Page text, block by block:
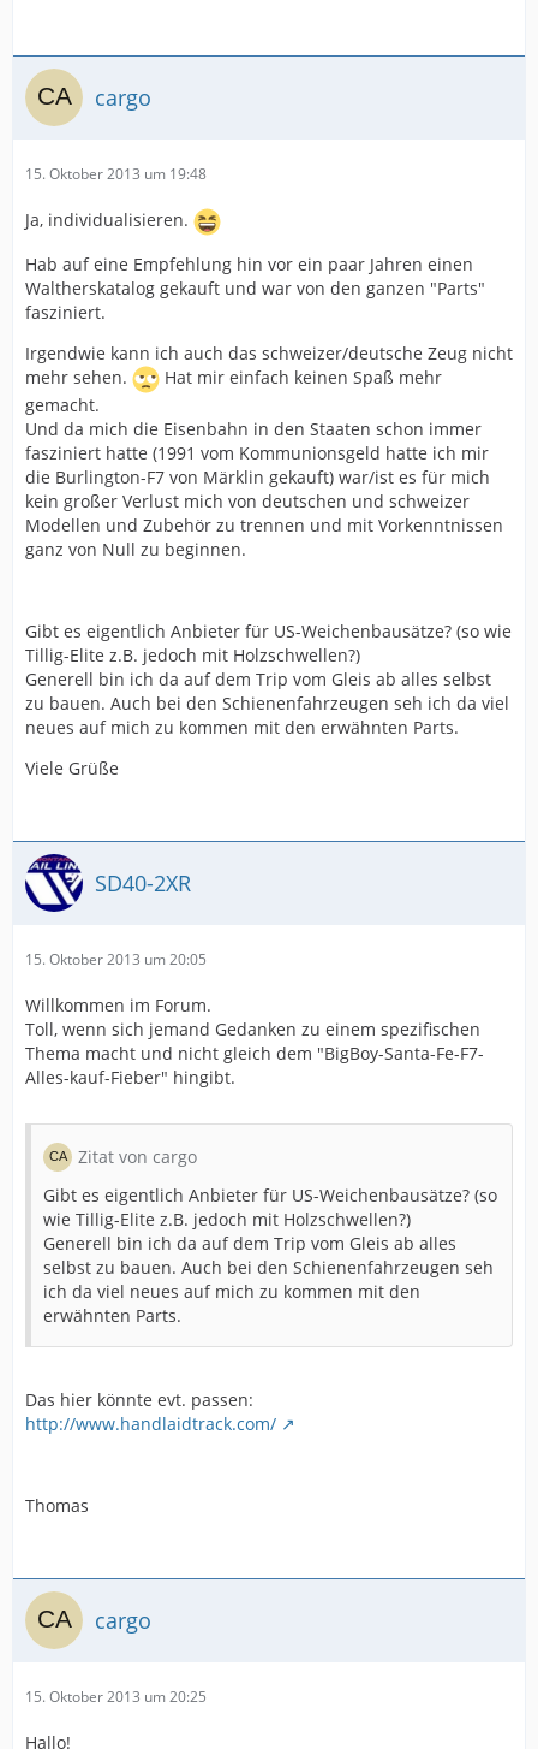
cargo
15. Oktober 2013 um 19:48
Ja, individualisieren.
Hab auf eine Empfehlung hin vor ein paar Jahren einen
Waltherskatalog gekauft und war von den ganzen "Parts"
fasziniert.
Irgendwie kann ich auch das schweizer/deutsche Zeug nicht
mehr sehen.
Hat mir einfach keinen Spaß mehr
gemacht.
Und da mich die Eisenbahn in den Staaten schon immer
fasziniert hatte (1991 vom Kommunionsgeld hatte ich mir
die Burlington-F7 von Märklin gekauft) war/ist es für mich
kein großer Verlust mich von deutschen und schweizer
Modellen und Zubehör zu trennen und mit Vorkenntnissen
ganz von Null zu beginnen.
Gibt es eigentlich Anbieter für US-Weichenbausätze? (so wie
Tillig-Elite z.B. jedoch mit Holzschwellen?)
Generell bin ich da auf dem Trip vom Gleis ab alles selbst
zu bauen. Auch bei den Schienenfahrzeugen seh ich da viel
neues auf mich zu kommen mit den erwähnten Parts.
Viele Grüße
SD40-2XR
15. Oktober 2013 um 20:05
Willkommen im Forum.
Toll, wenn sich jemand Gedanken zu einem spezifischen
Thema macht und nicht gleich dem "BigBoy-Santa-Fe-F7-
Alles-kauf-Fieber" hingibt.
Zitat von cargo
Gibt es eigentlich Anbieter für US-Weichenbausätze? (so
wie Tillig-Elite z.B. jedoch mit Holzschwellen?)
Generell bin ich da auf dem Trip vom Gleis ab alles
selbst zu bauen. Auch bei den Schienenfahrzeugen seh
ich da viel neues auf mich zu kommen mit den
erwähnten Parts.
Das hier könnte evt. passen:
http://www.handlaidtrack.com/
Thomas
cargo
15. Oktober 2013 um 20:25
Hallo!